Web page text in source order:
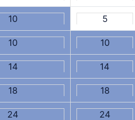
10 5
10 10
14 14
18 18
24 24